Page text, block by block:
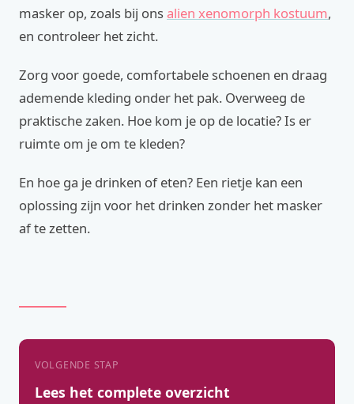
masker op, zoals bij onsalien xenomorph kostuum,
en controleer het zicht.
Zorg voor goede, comfortabele schoenen en draag
ademende kleding onder het pak. Overweeg de
praktische zaken. Hoe kom je op de locatie? Is er
ruimte om je om te kleden?
En hoe ga je drinken of eten? Een rietje kan een
oplossing zijn voor het drinken zonder het masker
af te zetten.
VOLGENDE STAP
Lees het complete overzicht